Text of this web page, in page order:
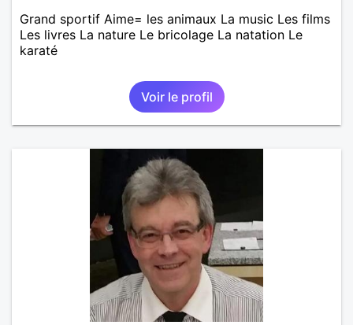
Grand sportif Aime= les animaux La music Les films
Les livres La nature Le bricolage La natation Le
karaté
Voir le profil